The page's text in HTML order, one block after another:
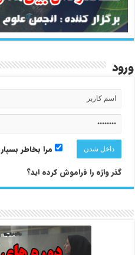
ورود
مرا بخاطر بسپار
گذر واژه را فراموش کرده اید؟